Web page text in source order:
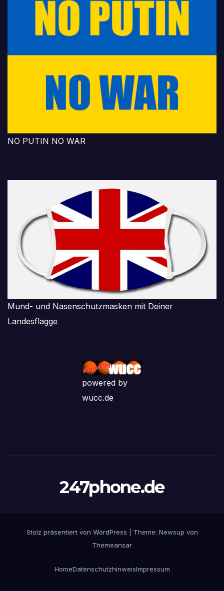
NO PUTIN NO WAR
Mund- und Nasenschutzmasken mit Deiner
Landesflagge
powered by
wucc.de
247phone.de
Stolz präsentiert von WordPress
Theme: Newsup von
Themeansar
HomeDatenschutzhinweisImpressum